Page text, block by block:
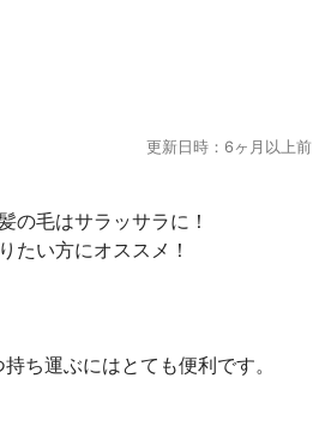
更新日時：6ヶ月以上前
の毛はサラッサラに！
たい方にオススメ！
ち運ぶにはとても便利です。